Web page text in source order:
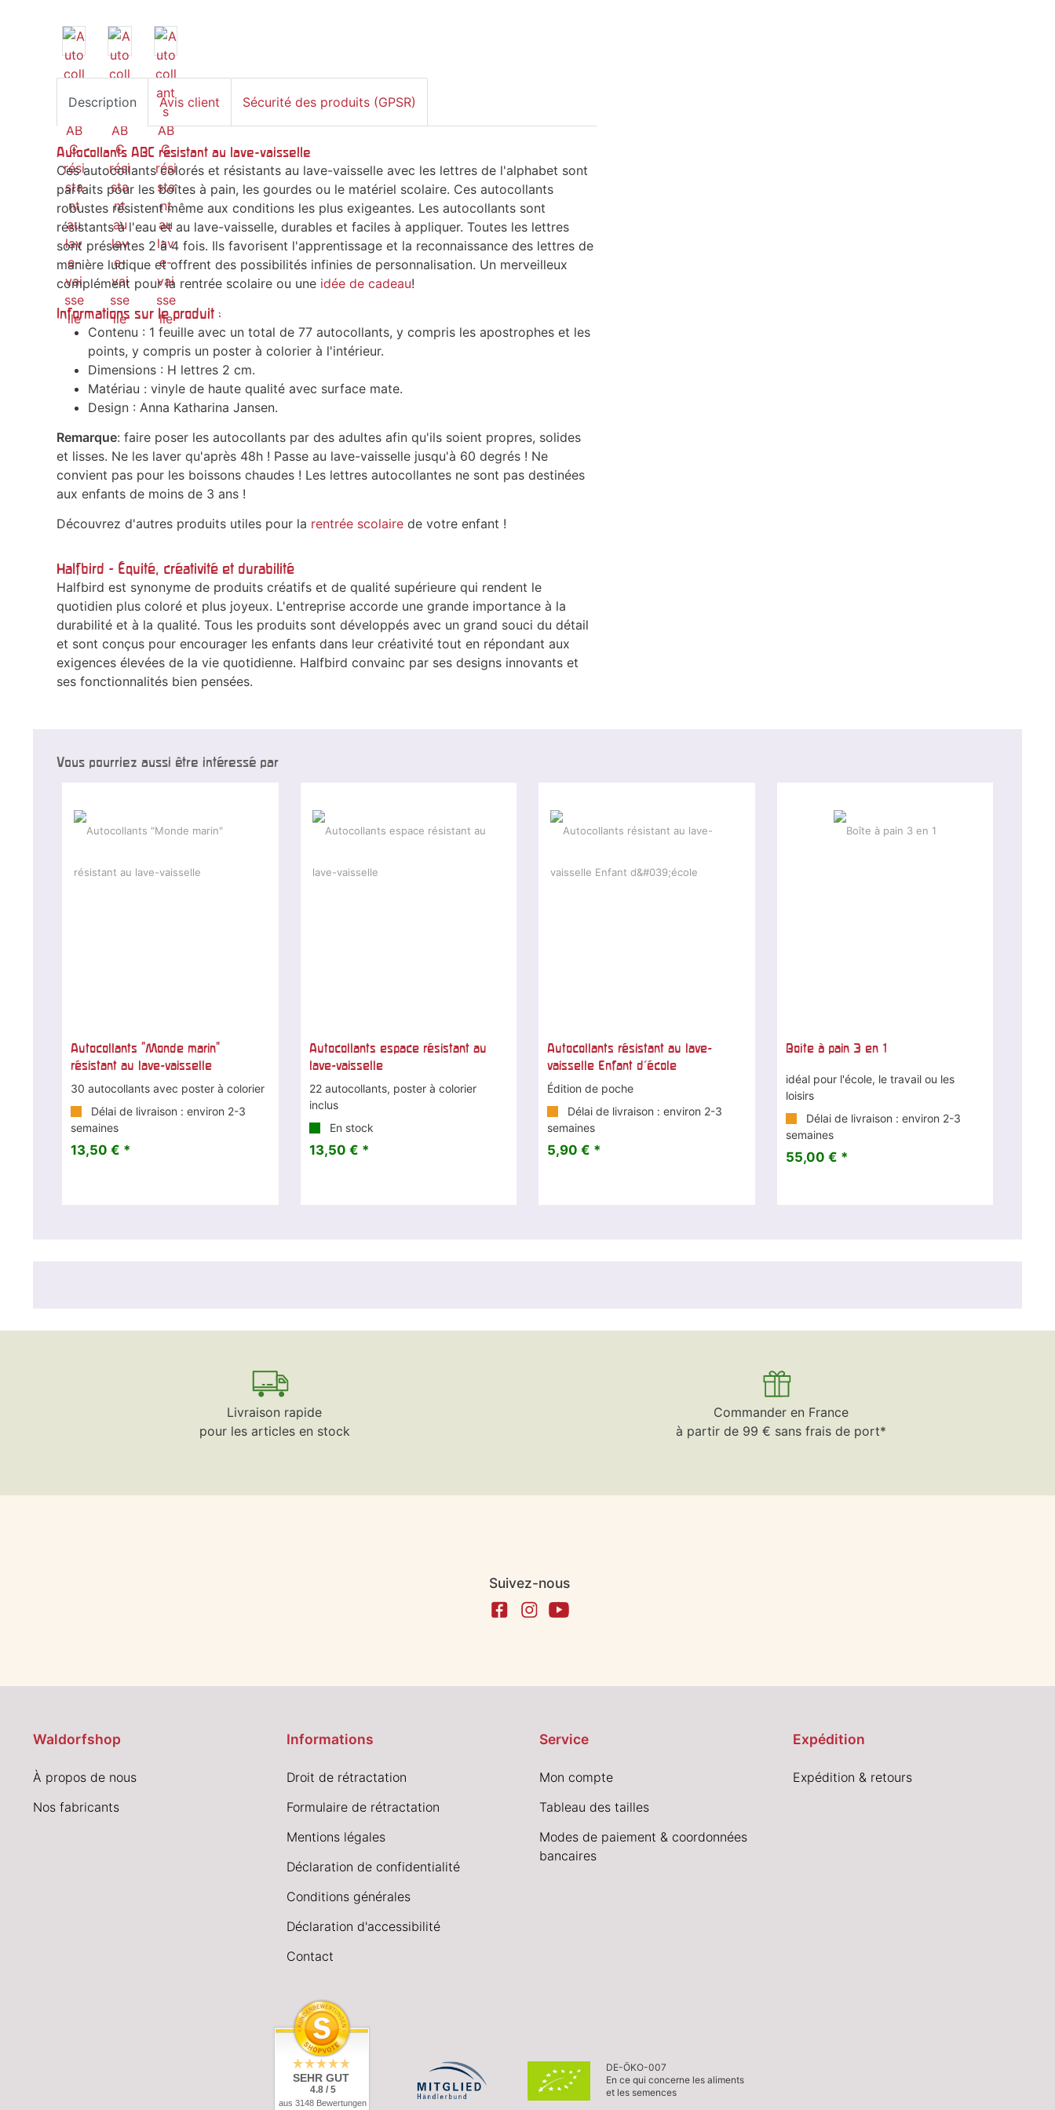
Description Avis client Sécurité des produits (GPSR)
Autocollants ABC résistant au lave-vaisselle
Ces autocollants colorés et résistants au lave-vaisselle avec les lettres de l'alphabet sont
parfaits pour les boîtes à pain, les gourdes ou le matériel scolaire. Ces autocollants
robustes résistent même aux conditions les plus exigeantes. Les autocollants sont
résistants à l'eau et au lave-vaisselle, durables et faciles à appliquer. Toutes les lettres
sont présentes 2 à 4 fois. Ils favorisent l'apprentissage et la reconnaissance des lettres de
manière ludique et offrent des possibilités infinies de personnalisation. Un merveilleux
complément pour la rentrée scolaire ou une idée de cadeau!
Informations sur le produit :
Contenu : 1 feuille avec un total de 77 autocollants, y compris les apostrophes et les
points, y compris un poster à colorier à l'intérieur.
Dimensions : H lettres 2 cm.
Matériau : vinyle de haute qualité avec surface mate.
Design : Anna Katharina Jansen.
Remarque: faire poser les autocollants par des adultes afin qu'ils soient propres, solides
et lisses. Ne les laver qu'après 48h ! Passe au lave-vaisselle jusqu'à 60 degrés ! Ne
convient pas pour les boissons chaudes ! Les lettres autocollantes ne sont pas destinées
aux enfants de moins de 3 ans !
Découvrez d'autres produits utiles pour la rentrée scolaire de votre enfant !
Halfbird - Équité, créativité et durabilité
Halfbird est synonyme de produits créatifs et de qualité supérieure qui rendent le
quotidien plus coloré et plus joyeux. L'entreprise accorde une grande importance à la
durabilité et à la qualité. Tous les produits sont développés avec un grand souci du détail
et sont conçus pour encourager les enfants dans leur créativité tout en répondant aux
exigences élevées de la vie quotidienne. Halfbird convainc par ses designs innovants et
ses fonctionnalités bien pensées.
Vous pourriez aussi être intéressé par
Autocollants "Monde marin"
résistant au lave-vaisselle
30 autocollants avec poster à colorier
Délai de livraison : environ 2-3
semaines
13,50 € *
Autocollants espace résistant au
lave-vaisselle
22 autocollants, poster à colorier
inclus
En stock
13,50 € *
Autocollants résistant au lave-
vaisselle Enfant d'école
Édition de poche
Délai de livraison : environ 2-3
semaines
5,90 € *
Boîte à pain 3 en 1
idéal pour l'école, le travail ou les
loisirs
Délai de livraison : environ 2-3
semaines
55,00 € *
Livraison rapide
pour les articles en stock
Commander en France
à partir de 99 € sans frais de port*
Suivez-nous
Waldorfshop
À propos de nous
Nos fabricants
Informations
Droit de rétractation
Formulaire de rétractation
Mentions légales
Déclaration de confidentialité
Conditions générales
Déclaration d'accessibilité
Contact
Service
Mon compte
Tableau des tailles
Modes de paiement & coordonnées
bancaires
Expédition
Expédition & retours
SEHR GUT
4.8 / 5
aus 3148 Bewertungen
DE-ÖKO-007
En ce qui concerne les aliments
et les semences